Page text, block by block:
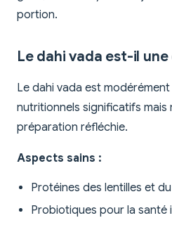
portion.
Le dahi vada est-il
Le dahi vada est
nutritionnels significatifs mais
préparation réfléchie.
Aspects sains :
Protéines des lentilles et
Probiotiques pour la santé